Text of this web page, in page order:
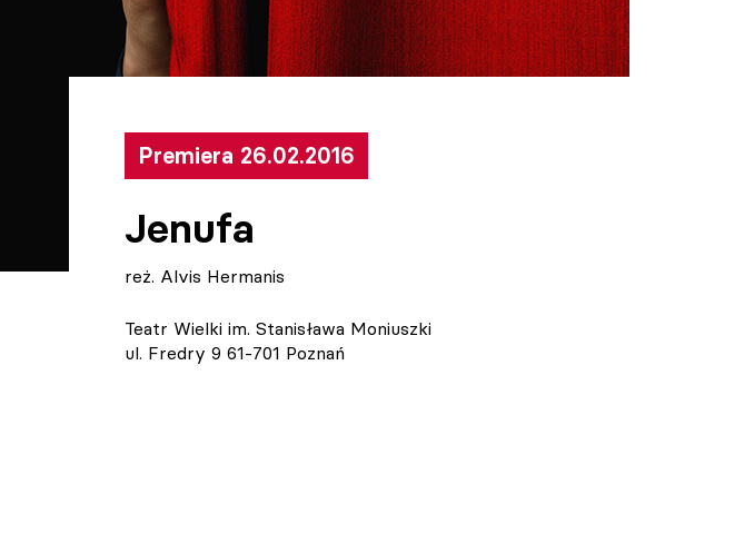
Premiera 26.02.2016
Jenufa
reż. Alvis Hermanis
Teatr Wielki im. Stanisława Moniuszki
ul. Fredry 9 61-701 Poznań